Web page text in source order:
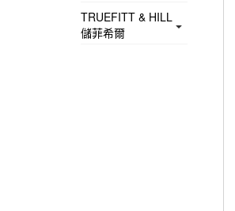
TRUEFITT & HILL
儲菲希爾